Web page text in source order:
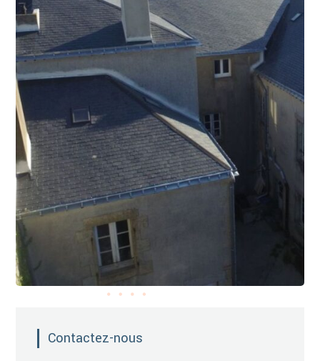
Contactez-nous